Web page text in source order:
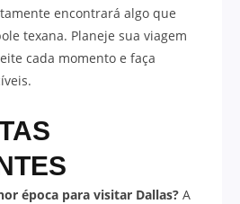
encontrará algo que
texana. Planeje sua viagem
cada momento e faça
época para visitar Dallas? A